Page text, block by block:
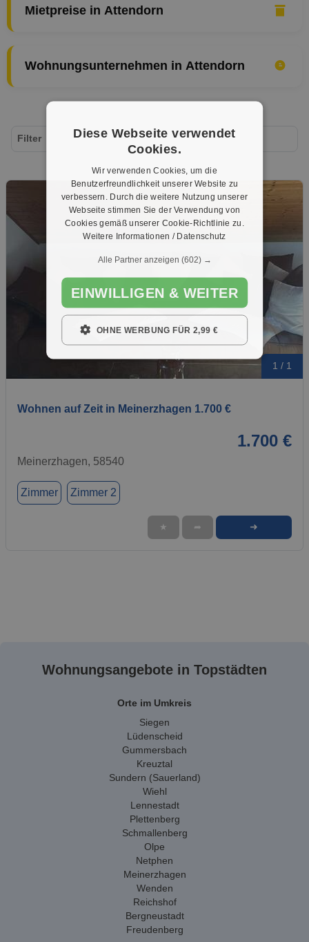
Mietpreise in Attendorn
Wohnungsunternehmen in Attendorn
1 / 1
Wohnen auf Zeit in Meinerzhagen 1.700 €
1.700 €
Meinerzhagen, 58540
Zimmer Zimmer 2
★ ➦ ➜
Filter
Wohnungsangebote in Topstädten
Orte im Umkreis
Siegen
Lüdenscheid
Gummersbach
Kreuztal
Sundern (Sauerland)
Wiehl
Lennestadt
Plettenberg
Schmallenberg
Olpe
Netphen
Meinerzhagen
Wenden
Reichshof
Bergneustadt
Freudenberg
Diese Webseite verwendet
Cookies.
Wir verwenden Cookies, um die
Benutzerfreundlichkeit unserer Website zu
verbessern. Durch die weitere Nutzung unserer
Webseite stimmen Sie der Verwendung von
Cookies gemäß unserer Cookie-Richtlinie zu.
Weitere Informationen / Datenschutz
Alle Partner anzeigen (602) →
EINWILLIGEN & WEITER
OHNE WERBUNG FÜR 2,99 €